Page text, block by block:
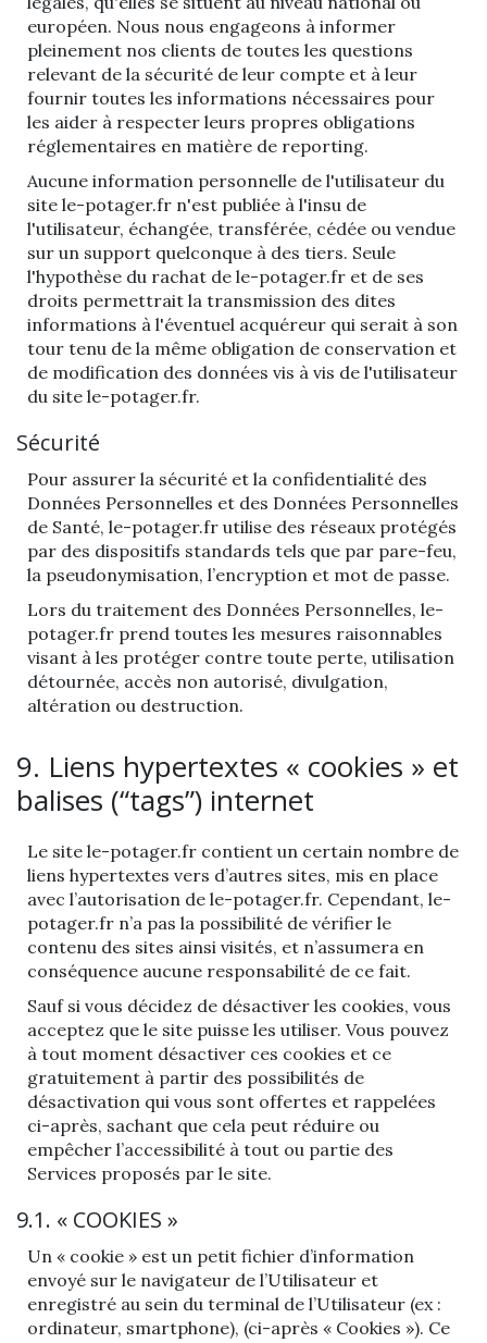
européen. Nous nous engageons à informer
pleinement nos clients de toutes les questions
relevant de la sécurité de leur compte et à leur
fournir toutes les informations nécessaires pour
les aider à respecter leurs propres obligations
réglementaires en matière de reporting.
Aucune information personnelle de l'utilisateur du
site le-potager.fr n'est publiée à l'insu de
l'utilisateur, échangée, transférée, cédée ou vendue
sur un support quelconque à des tiers. Seule
l'hypothèse du rachat de le-potager.fr et de ses
droits permettrait la transmission des dites
informations à l'éventuel acquéreur qui serait à son
tour tenu de la même obligation de conservation et
de modification des données vis à vis de l'utilisateur
du site le-potager.fr.
Sécurité
Pour assurer la sécurité et la confidentialité des
Données Personnelles et des Données Personnelles
de Santé, le-potager.fr utilise des réseaux protégés
par des dispositifs standards tels que par pare-feu,
la pseudonymisation, l’encryption et mot de passe.
Lors du traitement des Données Personnelles, le-
potager.fr prend toutes les mesures raisonnables
visant à les protéger contre toute perte, utilisation
détournée, accès non autorisé, divulgation,
altération ou destruction.
9. Liens hypertextes « cookies » et
balises (“tags”) internet
Le site le-potager.fr contient un certain nombre de
liens hypertextes vers d’autres sites, mis en place
avec l’autorisation de le-potager.fr. Cependant, le-
potager.fr n’a pas la possibilité de vérifier le
contenu des sites ainsi visités, et n’assumera en
conséquence aucune responsabilité de ce fait.
Sauf si vous décidez de désactiver les cookies, vous
acceptez que le site puisse les utiliser. Vous pouvez
à tout moment désactiver ces cookies et ce
gratuitement à partir des possibilités de
désactivation qui vous sont offertes et rappelées
ci-après, sachant que cela peut réduire ou
empêcher l’accessibilité à tout ou partie des
Services proposés par le site.
9.1. « COOKIES »
Un « cookie » est un petit fichier d’information
envoyé sur le navigateur de l’Utilisateur et
enregistré au sein du terminal de l’Utilisateur (ex :
ordinateur, smartphone), (ci-après « Cookies »). Ce